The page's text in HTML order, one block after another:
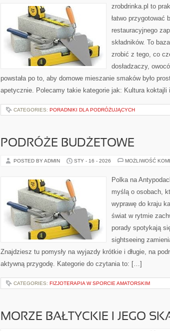
zrobdrinka.pl to
łatwo przygotować
restauracyjnego
składników. To
zrobić z tego, co
dosładzaczy,
powstała po to, aby domowe mieszanie smaków było
apetycznie. Polecamy takie kategorie jak: Kultura
CATEGORIES: PORADNIKI DLA PODRÓŻUJĄCYCH
PODRÓŻE BUDŻETOWE
POSTED BY ADMIN STY - 16 - 2026 MOŻLIWOŚĆ
Polka na
myślą o osobach,
wyprawę do kraju
świat w rytmie
porady spotykają
sightseeing
Znajdziesz tu pomysły na wyjazdy krótkie i długie, na
aktywną przygodę. Kategorie do czytania to: […]
CATEGORIES: FIZJOTERAPIA W SPORCIE AMATORSKIM
MORZE BAŁTYCKIE I JEGO